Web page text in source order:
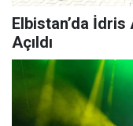
Elbistan’da
Açıldı